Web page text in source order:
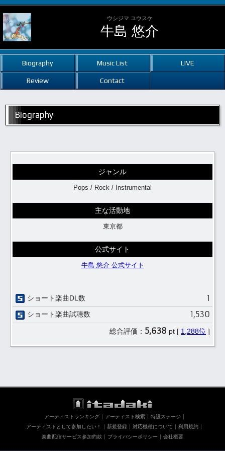
ウシジマ ユウスケ
牛島 悠介
Biography Music List LIVE
Review Contact
Biography
ジャンル
Pops / Rock / Instrumental
主な活動地
東京都
公式サイト
牛島 悠介 公式サイト
ショート楽曲DL数 1
ショート楽曲試聴数 1,530
総合評価： 5,638 pt [ 1,288位 ]
アーティストランキング アーティスト検索
特設ステージ
アーティストとして参加したい！
新規登録 対応機種について
利用規約
楽曲配信サービス参加約款
プライバシーポリシー 会社概要